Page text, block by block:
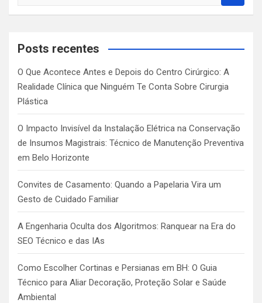
a
c
Posts recentes
O Que Acontece Antes e Depois do Centro Cirúrgico: A
Realidade Clínica que Ninguém Te Conta Sobre Cirurgia
Plástica
O Impacto Invisível da Instalação Elétrica na Conservação
de Insumos Magistrais: Técnico de Manutenção Preventiva
em Belo Horizonte
Convites de Casamento: Quando a Papelaria Vira um
Gesto de Cuidado Familiar
A Engenharia Oculta dos Algoritmos: Ranquear na Era do
SEO Técnico e das IAs
Como Escolher Cortinas e Persianas em BH: O Guia
Técnico para Aliar Decoração, Proteção Solar e Saúde
Ambiental